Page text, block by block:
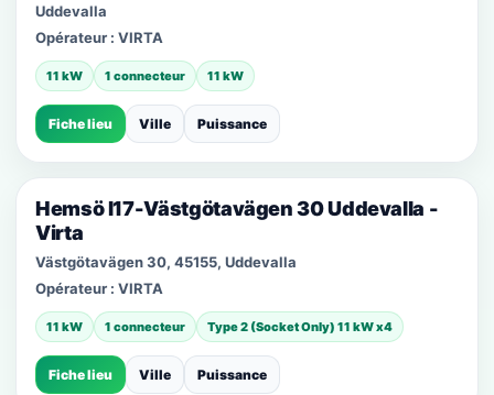
Uddevalla
Opérateur : VIRTA
11 kW 1 connecteur 11 kW
Fiche lieu Ville Puissance
Hemsö I17-Västgötavägen 30 Uddevalla -
Virta
Västgötavägen 30, 45155, Uddevalla
Opérateur : VIRTA
11 kW 1 connecteur Type 2 (Socket Only) 11 kW x4
Fiche lieu Ville Puissance